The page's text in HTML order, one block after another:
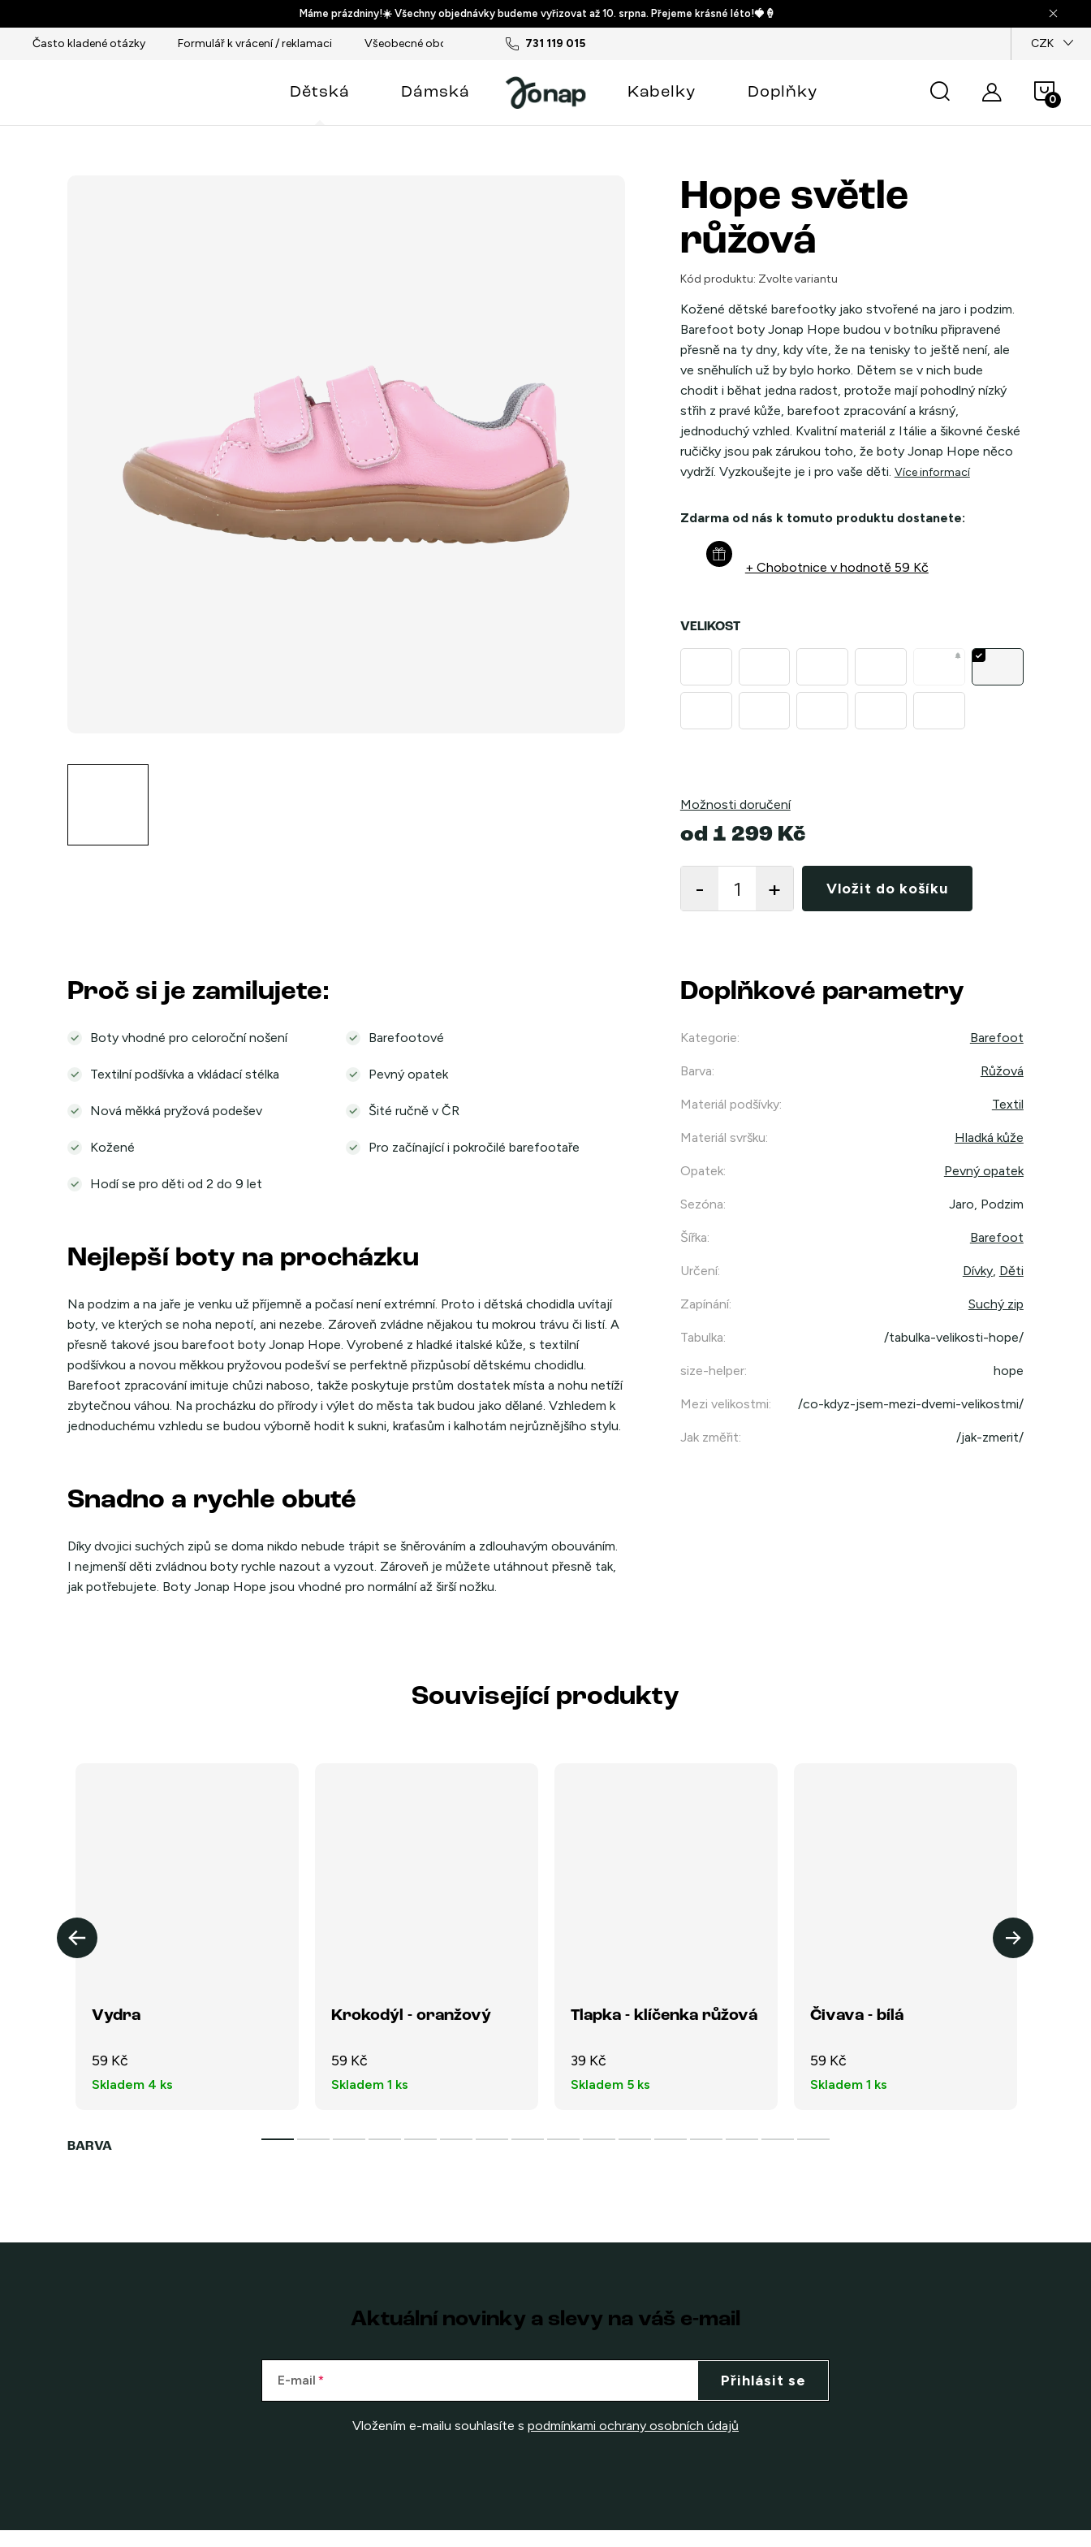
na
obsah
Máme prázdniny!☀️ Všechny objednávky budeme vyřizovat až 10. srpna. Přejeme krásné léto!🍓🍦
731 119 015
Často kladené otázky Formulář k vrácení / reklamaci Všeobecné obchodní podmínky Podmínky ochrany osobních údajů CZK
košík
Dětská Dámská Kabelky Doplňky
Hope světle
růžová
Kód produktu: Zvolte variantu
Kožené dětské barefootky jako stvořené na jaro i podzim.
Barefoot boty Jonap Hope budou v botníku připravené
přesně na ty dny, kdy víte, že na tenisky to ještě není, ale
ve sněhulích už by bylo horko. Dětem se v nich bude
chodit i běhat jedna radost, protože mají pohodlný nízký
střih z pravé kůže, barefoot zpracování a krásný,
jednoduchý vzhled. Kvalitní materiál z Itálie a šikovné české
ručičky jsou pak zárukou toho, že boty Jonap Hope něco
vydrží. Vyzkoušejte je i pro vaše děti. Více informací
Zdarma od nás k tomuto produktu dostanete:
+ Chobotnice v hodnotě 59 Kč
VELIKOST
Možnosti doručení
od 1 299 Kč
Vložit do košíku
Proč si je zamilujete:
Boty vhodné pro celoroční nošení Barefootové
Textilní podšívka a vkládací stélka Pevný opatek
Nová měkká pryžová podešev Šité ručně v ČR
Kožené Pro začínající i pokročilé barefootaře
Hodí se pro děti od 2 do 9 let
Nejlepší boty na procházku
Na podzim a na jaře je venku už příjemně a počasí není extrémní. Proto i dětská chodidla uvítají
boty, ve kterých se noha nepotí, ani nezebe. Zároveň zvládne nějakou tu mokrou trávu či listí. A
přesně takové jsou barefoot boty Jonap Hope. Vyrobené z hladké italské kůže, s textilní
podšívkou a novou měkkou pryžovou podešví se perfektně přizpůsobí dětskému chodidlu.
Barefoot zpracování imituje chůzi naboso, takže poskytuje prstům dostatek místa a nohu netíží
zbytečnou váhou. Na procházku do přírody i výlet do města tak budou jako dělané. Vzhledem k
jednoduchému vzhledu se budou výborně hodit k sukni, kraťasům i kalhotám nejrůznějšího stylu.
Snadno a rychle obuté
Díky dvojici suchých zipů se doma nikdo nebude trápit se šněrováním a zdlouhavým obouváním.
I nejmenší děti zvládnou boty rychle nazout a vyzout. Zároveň je můžete utáhnout přesně tak,
jak potřebujete. Boty Jonap Hope jsou vhodné pro normální až širší nožku.
Doplňkové parametry
Kategorie: Barefoot
Barva: Růžová
Materiál podšívky: Textil
Materiál svršku: Hladká kůže
Opatek: Pevný opatek
Sezóna: Jaro, Podzim
Šířka: Barefoot
Určení: Dívky, Děti
Zapínání: Suchý zip
Tabulka: /tabulka-velikosti-hope/
size-helper: hope
Mezi velikostmi: /co-kdyz-jsem-mezi-dvemi-velikostmi/
Jak změřit: /jak-zmerit/
Související produkty
Vydra
59 Kč
Skladem 4 ks
Krokodýl - oranžový
59 Kč
Skladem 1 ks
Tlapka - klíčenka růžová
39 Kč
Skladem 5 ks
Čivava - bílá
59 Kč
Skladem 1 ks
Aktuální novinky a slevy na váš e-mail
E-mail
Vložením e-mailu souhlasíte s podmínkami ochrany osobních údajů
Přihlásit se